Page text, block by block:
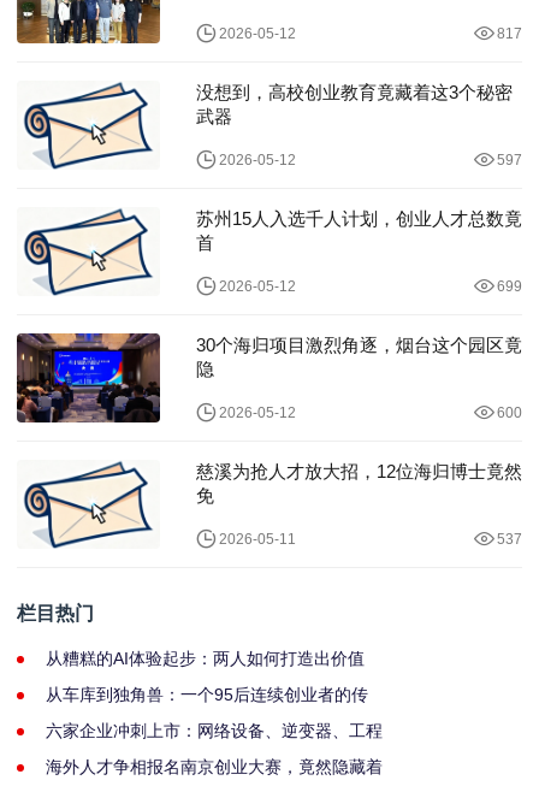
2026-05-12 817
没想到，高校创业教育竟藏着这3个秘密
武器
2026-05-12 597
苏州15人入选千人计划，创业人才总数竟
首
2026-05-12 699
30个海归项目激烈角逐，烟台这个园区竟
隐
2026-05-12 600
慈溪为抢人才放大招，12位海归博士竟然
免
2026-05-11 537
栏目热门
从糟糕的AI体验起步：两人如何打造出价值
从车库到独角兽：一个95后连续创业者的传
六家企业冲刺上市：网络设备、逆变器、工程
海外人才争相报名南京创业大赛，竟然隐藏着